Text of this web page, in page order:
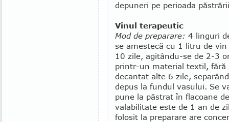
depuneri pe pe­rioada
Vinul terapeutic
Mod de preparare: 4 linguri
se amestecă cu 1 litru de
10 zile, agitându-se de 2-3
printr-un material textil, fără
decantat alte 6 zile,
depus la fundul vasului. Se
pune la păstrat în fla­coane
valabilitate este de 1 an de
folosit la preparare are